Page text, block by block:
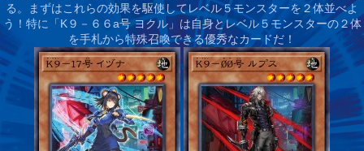
る。まずはこれらの効果を駆使してレベル５モンスターを２体並べよ
う！特に「K９－６６a号 ヨクル」は自身とレベル５モンスターの２体
を手札から特殊召喚できる優秀なカードだ！